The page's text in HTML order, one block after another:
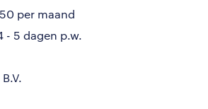
per maand
- 5 dagen p.w.